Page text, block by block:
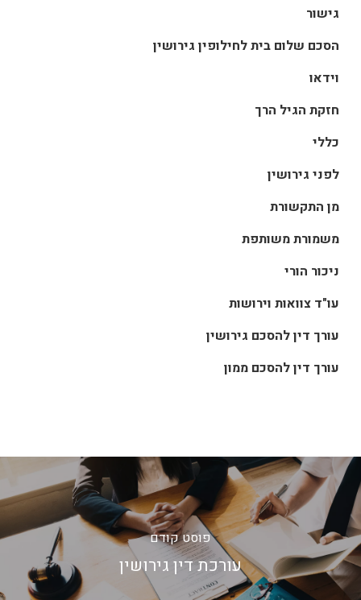
גישור
הסכם שלום בית לחילופין גירושין
וידאו
חזקת הגיל הרך
כללי
לפני גירושין
מן התקשורת
משמורת משותפת
ניכור הורי
עו"ד צוואות וירושות
עורך דין להסכם גירושין
עורך דין להסכם ממון
פוסט קודם
עורכת דין גירושין